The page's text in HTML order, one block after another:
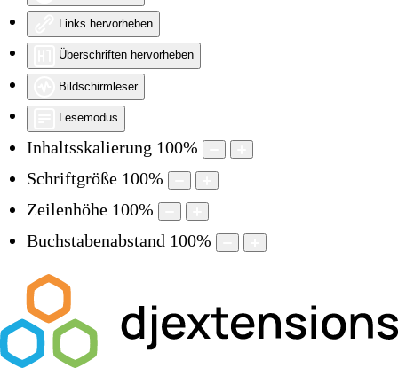
Links hervorheben
Überschriften hervorheben
Bildschirmleser
Lesemodus
Inhaltsskalierung 100%
Schriftgröße 100%
Zeilenhöhe 100%
Buchstabenabstand 100%